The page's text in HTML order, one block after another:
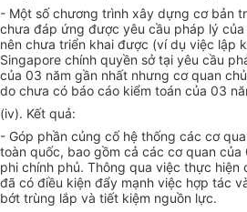
- Một số chương trình xây dựng cơ bản
chưa đáp ứng được yêu cầu pháp lý
nên chưa triển khai được (ví dụ việc lập
Singapore chính quyền sở tại yêu cầu
của 03 năm gần nhất nhưng cơ quan
do chưa có báo cáo kiểm toán của 03
(iv). Kết quả:
- Góp phần củng cố hệ thống các cơ
toàn quốc, bao gồm cả các cơ quan
phi chính phủ. Thông qua việc thực hiện
đã có điều kiện đẩy mạnh việc hợp tác
bớt trùng lắp và tiết kiệm nguồn lực.